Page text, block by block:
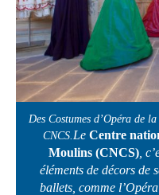
Des Costumes d’Opéra de
CNCS. Le Centre
Moulins (CNCS),
éléments de décors de
ballets, comme